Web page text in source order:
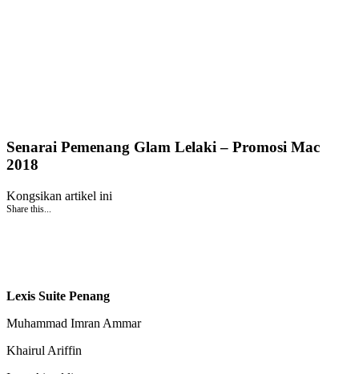
Senarai Pemenang Glam Lelaki – Promosi Mac
2018
Kongsikan artikel ini
Share this...
Lexis Suite Penang
Muhammad Imran Ammar
Khairul Ariffin